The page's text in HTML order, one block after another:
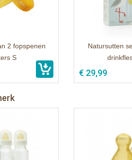
2 fopspenen
S
Natursutten
€ 29,99